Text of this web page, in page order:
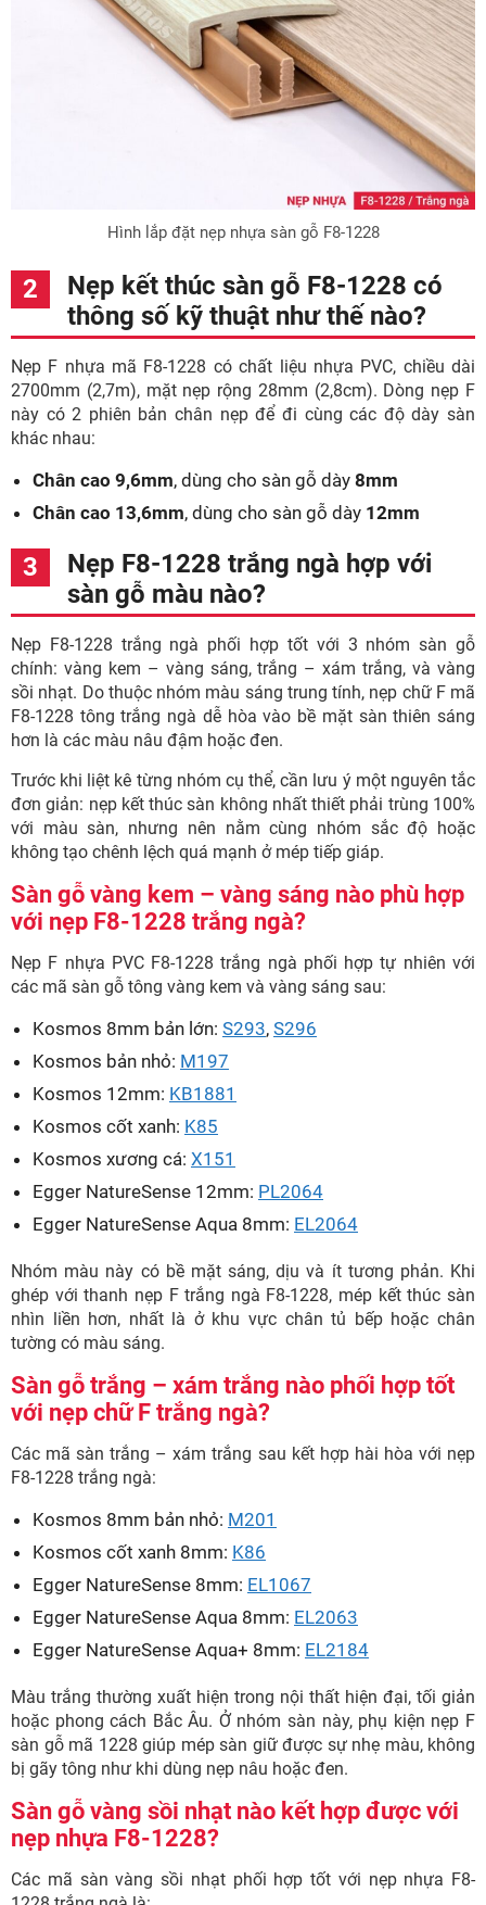
Hình lắp đặt nẹp nhựa sàn gỗ F8-1228
Nẹp kết thúc sàn gỗ F8-1228 có
thông số kỹ thuật như thế nào?
Nẹp F nhựa mã F8-1228 có chất liệu nhựa PVC, chiều dài
2700mm (2,7m), mặt nẹp rộng 28mm (2,8cm). Dòng nẹp F
này có 2 phiên bản chân nẹp để đi cùng các độ dày sàn
khác nhau:
Chân cao 9,6mm, dùng cho sàn gỗ dày 8mm
Chân cao 13,6mm, dùng cho sàn gỗ dày 12mm
Nẹp F8-1228 trắng ngà hợp với
sàn gỗ màu nào?
Nẹp F8-1228 trắng ngà phối hợp tốt với 3 nhóm sàn gỗ
chính: vàng kem – vàng sáng, trắng – xám trắng, và vàng
sồi nhạt. Do thuộc nhóm màu sáng trung tính, nẹp chữ F mã
F8-1228 tông trắng ngà dễ hòa vào bề mặt sàn thiên sáng
hơn là các màu nâu đậm hoặc đen.
Trước khi liệt kê từng nhóm cụ thể, cần lưu ý một nguyên tắc
đơn giản: nẹp kết thúc sàn không nhất thiết phải trùng 100%
với màu sàn, nhưng nên nằm cùng nhóm sắc độ hoặc
không tạo chênh lệch quá mạnh ở mép tiếp giáp.
Sàn gỗ vàng kem – vàng sáng nào phù hợp
với nẹp F8-1228 trắng ngà?
Nẹp F nhựa PVC F8-1228 trắng ngà phối hợp tự nhiên với
các mã sàn gỗ tông vàng kem và vàng sáng sau:
Kosmos 8mm bản lớn: S293, S296
Kosmos bản nhỏ: M197
Kosmos 12mm: KB1881
Kosmos cốt xanh: K85
Kosmos xương cá: X151
Egger NatureSense 12mm: PL2064
Egger NatureSense Aqua 8mm: EL2064
Nhóm màu này có bề mặt sáng, dịu và ít tương phản. Khi
ghép với thanh nẹp F trắng ngà F8-1228, mép kết thúc sàn
nhìn liền hơn, nhất là ở khu vực chân tủ bếp hoặc chân
tường có màu sáng.
Sàn gỗ trắng – xám trắng nào phối hợp tốt
với nẹp chữ F trắng ngà?
Các mã sàn trắng – xám trắng sau kết hợp hài hòa với nẹp
F8-1228 trắng ngà:
Kosmos 8mm bản nhỏ: M201
Kosmos cốt xanh 8mm: K86
Egger NatureSense 8mm: EL1067
Egger NatureSense Aqua 8mm: EL2063
Egger NatureSense Aqua+ 8mm: EL2184
Màu trắng thường xuất hiện trong nội thất hiện đại, tối giản
hoặc phong cách Bắc Âu. Ở nhóm sàn này, phụ kiện nẹp F
sàn gỗ mã 1228 giúp mép sàn giữ được sự nhẹ màu, không
bị gãy tông như khi dùng nẹp nâu hoặc đen.
Sàn gỗ vàng sồi nhạt nào kết hợp được với
nẹp nhựa F8-1228?
Các mã sàn vàng sồi nhạt phối hợp tốt với nẹp nhựa F8-